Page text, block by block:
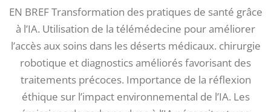
EN BREF Transformation des pratiques de santé grâce
à l’IA. Utilisation de la télémédecine pour améliorer
l’accès aux soins dans les déserts médicaux. chirurgie
robotique et diagnostics améliorés favorisant des
traitements précoces. Importance de la réflexion
éthique sur l’impact environnemental de l’IA. Les